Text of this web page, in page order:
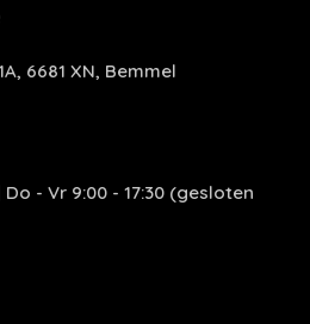
6681 XN, Bemmel
Do - Vr 9:00 - 17:30 (gesloten